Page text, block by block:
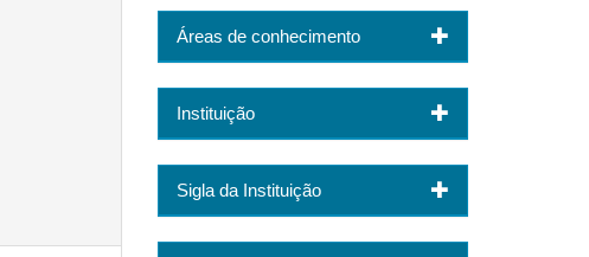
Áreas de conhecimento
Instituição
Sigla da Instituição